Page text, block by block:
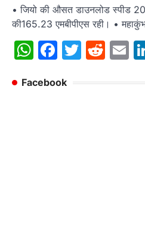
• जियो की औसत डाउनलोड स्पीड
की165.23 एमबीपीएस रही। •
WhatsApp
Twitter
Facebook